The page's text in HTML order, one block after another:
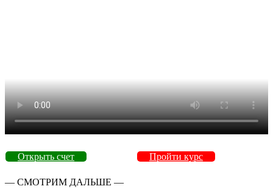
Открыть счет Пройти курс
— СМОТРИМ ДАЛЬШЕ —